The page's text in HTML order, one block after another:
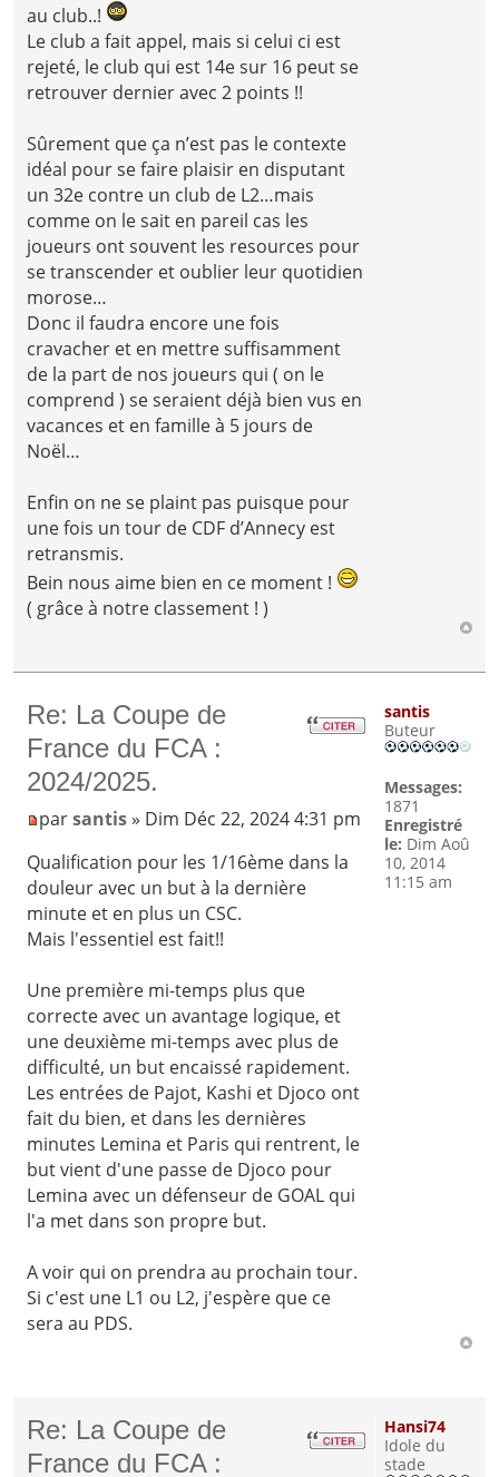
au club..!
Le club a fait appel, mais si celui ci est
rejeté, le club qui est 14e sur 16 peut se
retrouver dernier avec 2 points !!
Sûrement que ça n’est pas le contexte
idéal pour se faire plaisir en disputant
un 32e contre un club de L2…mais
comme on le sait en pareil cas les
joueurs ont souvent les resources pour
se transcender et oublier leur quotidien
morose…
Donc il faudra encore une fois
cravacher et en mettre suffisamment
de la part de nos joueurs qui ( on le
comprend ) se seraient déjà bien vus en
vacances et en famille à 5 jours de
Noël…
Enfin on ne se plaint pas puisque pour
une fois un tour de CDF d’Annecy est
retransmis.
Bein nous aime bien en ce moment !
( grâce à notre classement ! )
Re: La Coupe de
France du FCA :
2024/2025.
parsantis» Dim Déc 22, 2024 4:31 pm
Qualification pour les 1/16ème dans la
douleur avec un but à la dernière
minute et en plus un CSC.
Mais l'essentiel est fait!!
Une première mi-temps plus que
correcte avec un avantage logique, et
une deuxième mi-temps avec plus de
difficulté, un but encaissé rapidement.
Les entrées de Pajot, Kashi et Djoco ont
fait du bien, et dans les dernières
minutes Lemina et Paris qui rentrent, le
but vient d'une passe de Djoco pour
Lemina avec un défenseur de GOAL qui
l'a met dans son propre but.
A voir qui on prendra au prochain tour.
Si c'est une L1 ou L2, j'espère que ce
sera au PDS.
santis
Buteur
Messages:
1871
Enregistré
le: Dim Aoû
10, 2014
11:15 am
Re: La Coupe de
France du FCA :
Hansi74
Idole du
stade